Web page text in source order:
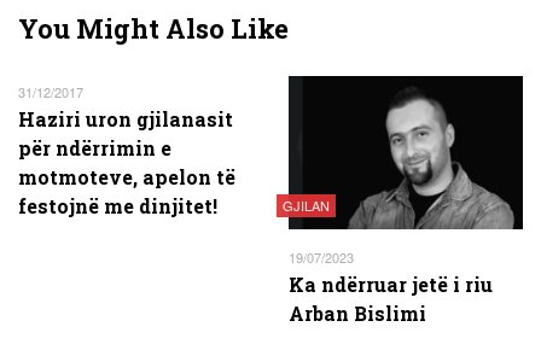
You Might Also Like
31/12/2017
Haziri uron gjilanasit
për ndërrimin e
motmoteve, apelon të
festojnë me dinjitet!
GJILAN
19/07/2023
Ka ndërruar jetë i riu
Arban Bislimi